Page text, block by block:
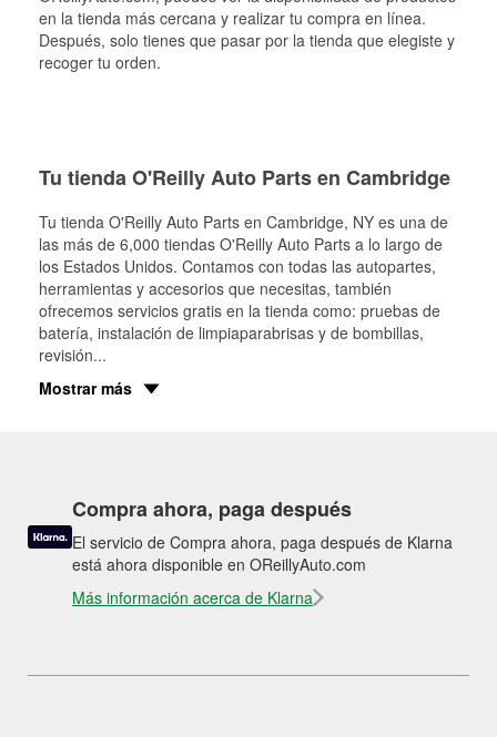
en la tienda más cercana y realizar tu compra en línea.
Después, solo tienes que pasar por la tienda que elegiste y
recoger tu orden.
Tu tienda O'Reilly Auto Parts en Cambridge
Tu tienda O'Reilly Auto Parts en Cambridge, NY es una de
las más de 6,000 tiendas O'Reilly Auto Parts a lo largo de
los Estados Unidos. Contamos con todas las autopartes,
herramientas y accesorios que necesitas, también
ofrecemos servicios gratis en la tienda como: pruebas de
batería, instalación de limpiaparabrisas y de bombillas,
revisión...
Mostrar más
Compra ahora, paga después
El servicio de Compra ahora, paga después de Klarna
está ahora disponible en OReillyAuto.com
Más información acerca de Klarna